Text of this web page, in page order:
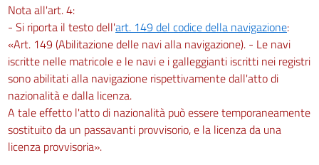
Nota all'art. 4:
- Si riporta il testo dell'art. 149 del codice della navigazione:
«Art. 149 (Abilitazione delle navi alla navigazione). - Le navi
iscritte nelle matricole e le navi e i galleggianti iscritti nei registri
sono abilitati alla navigazione rispettivamente dall'atto di
nazionalità e dalla licenza.
A tale effetto l'atto di nazionalità può essere temporaneamente
sostituito da un passavanti provvisorio, e la licenza da una
licenza provvisoria».